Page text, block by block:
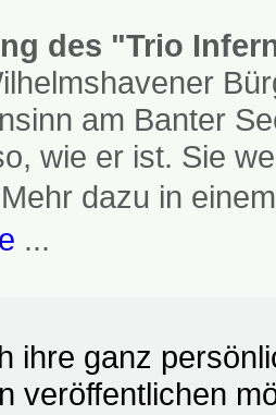
des "Trio
am Banter
wie er ist. Sie
dazu in
...
ihre ganz
veröffentlichen